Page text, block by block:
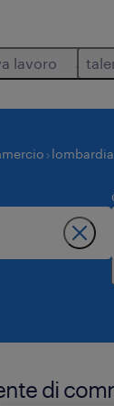
lavoro
lombardia
di